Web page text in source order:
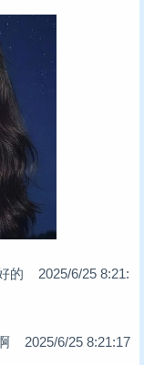
的 2025/6/25 8:21:
2025/6/25 8:21:17